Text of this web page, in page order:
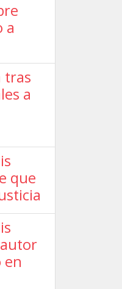
a
tras
a
que
en